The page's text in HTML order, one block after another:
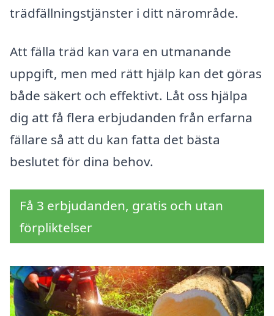
trädfällningstjänster i ditt närområde.
Att fälla träd kan vara en utmanande
uppgift, men med rätt hjälp kan det göras
både säkert och effektivt. Låt oss hjälpa
dig att få flera erbjudanden från erfarna
fällare så att du kan fatta det bästa
beslutet för dina behov.
Få 3 erbjudanden, gratis och utan
förpliktelser